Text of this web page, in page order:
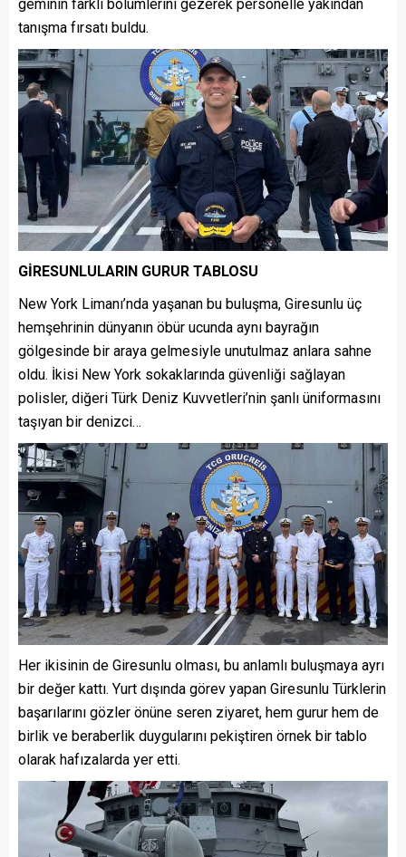
geminin farklı bölümlerini gezerek personelle yakından
tanışma fırsatı buldu.
GİRESUNLULARIN GURUR TABLOSU
New York Limanı’nda yaşanan bu buluşma, Giresunlu üç
hemşehrinin dünyanın öbür ucunda aynı bayrağın
gölgesinde bir araya gelmesiyle unutulmaz anlara sahne
oldu. İkisi New York sokaklarında güvenliği sağlayan
polisler, diğeri Türk Deniz Kuvvetleri’nin şanlı üniformasını
taşıyan bir denizci…
Her ikisinin de Giresunlu olması, bu anlamlı buluşmaya ayrı
bir değer kattı. Yurt dışında görev yapan Giresunlu Türklerin
başarılarını gözler önüne seren ziyaret, hem gurur hem de
birlik ve beraberlik duygularını pekiştiren örnek bir tablo
olarak hafızalarda yer etti.